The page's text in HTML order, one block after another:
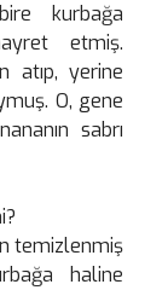
kurbağa
etmiş.
atıp, yerine
O, gene
sabrı
temizlenmiş
haline